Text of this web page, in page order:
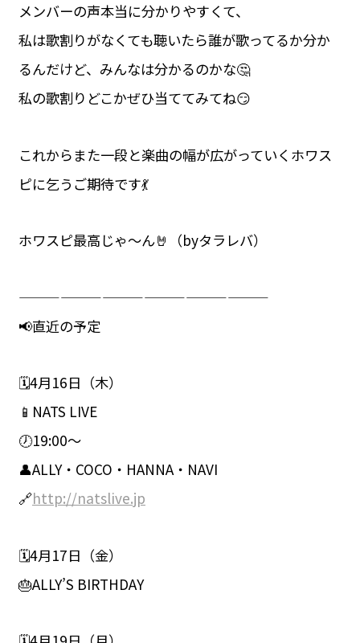
メンバーの声本当に分かりやすくて、
私は歌割りがなくても聴いたら誰が歌ってるか分か
るんだけど、みんなは分かるのかな🤔
私の歌割りどこかぜひ当ててみてね😏
これからまた一段と楽曲の幅が広がっていくホワス
ピに乞うご期待です💃
ホワスピ最高じゃ〜ん🤘（byタラレバ）
——————————————————
📢直近の予定
🗓️4月16日（木）
📱NATS LIVE
🕖19:00〜
👤ALLY・COCO・HANNA・NAVI
🔗http://natslive.jp
🗓️4月17日（金）
🎂ALLY’S BIRTHDAY